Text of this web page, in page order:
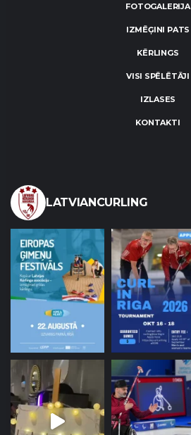
FOTOGALERIJA
IZMĒĢINI PATS
KĒRLINGS
VISI SPĒLĒTĀJI
IZLASES
KONTAKTI
LATVIANCURLING